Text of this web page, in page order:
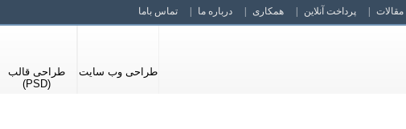
مقالات پرداخت آنلاین همکاری درباره ما تماس باما
طراحی وب سایت
طراحی قالب
(PSD)